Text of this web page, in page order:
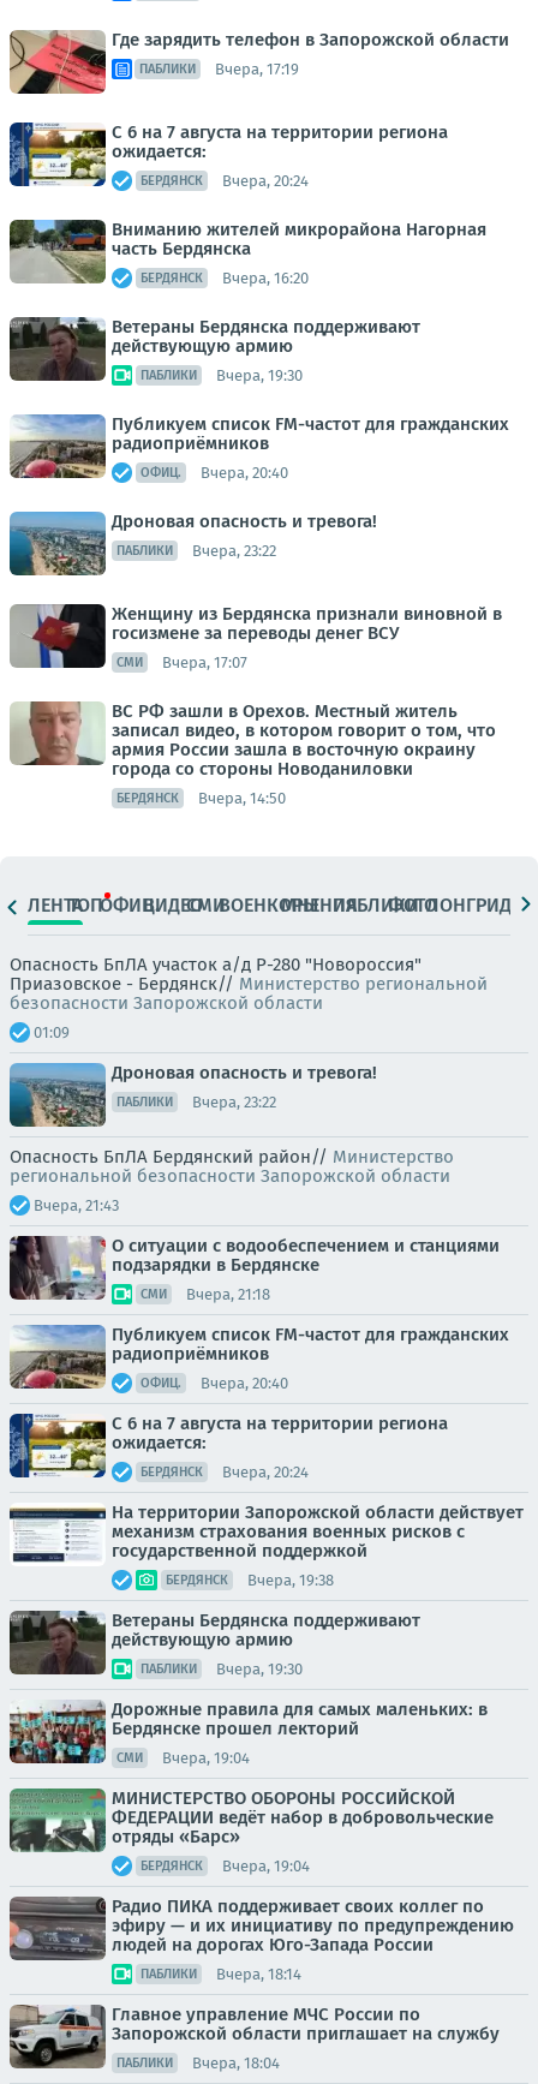
Где зарядить телефон в Запорожской области
ПАБЛИКИ Вчера, 17:19
С 6 на 7 августа на территории региона
ожидается:
БЕРДЯНСК Вчера, 20:24
Вниманию жителей микрорайона Нагорная
часть Бердянска
БЕРДЯНСК Вчера, 16:20
Ветераны Бердянска поддерживают
действующую армию
ПАБЛИКИ Вчера, 19:30
Публикуем список FM-частот для гражданских
радиоприёмников
ОФИЦ. Вчера, 20:40
Дроновая опасность и тревога!
ПАБЛИКИ Вчера, 23:22
Женщину из Бердянска признали виновной в
госизмене за переводы денег ВСУ
СМИ Вчера, 17:07
ВС РФ зашли в Орехов. Местный житель
записал видео, в котором говорит о том, что
армия России зашла в восточную окраину
города со стороны Новоданиловки
БЕРДЯНСК Вчера, 14:50
ЛЕНТАТОПОФИЦ.ВИДЕОСМИВОЕНКОРЫМНЕНИЯПАБЛИКИ
ФОТОЛОНГРИДЫ
Опасность БпЛА участок а/д Р-280 "Новороссия"
Приазовское - Бердянск// Министерство региональной
безопасности Запорожской области
01:09
Дроновая опасность и тревога!
ПАБЛИКИ Вчера, 23:22
Опасность БпЛА Бердянский район// Министерство
региональной безопасности Запорожской области
Вчера, 21:43
О ситуации с водообеспечением и станциями
подзарядки в Бердянске
СМИ Вчера, 21:18
Публикуем список FM-частот для гражданских
радиоприёмников
ОФИЦ. Вчера, 20:40
С 6 на 7 августа на территории региона
ожидается:
БЕРДЯНСК Вчера, 20:24
На территории Запорожской области действует
механизм страхования военных рисков с
государственной поддержкой
БЕРДЯНСК Вчера, 19:38
Ветераны Бердянска поддерживают
действующую армию
ПАБЛИКИ Вчера, 19:30
Дорожные правила для самых маленьких: в
Бердянске прошел лекторий
СМИ Вчера, 19:04
МИНИСТЕРСТВО ОБОРОНЫ РОССИЙСКОЙ
ФЕДЕРАЦИИ ведёт набор в добровольческие
отряды «Барс»
БЕРДЯНСК Вчера, 19:04
Радио ПИКА поддерживает своих коллег по
эфиру — и их инициативу по предупреждению
людей на дорогах Юго-Запада России
ПАБЛИКИ Вчера, 18:14
Главное управление МЧС России по
Запорожской области приглашает на службу
ПАБЛИКИ Вчера, 18:04